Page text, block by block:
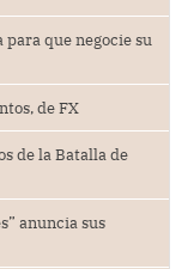
que negocie su
de FX
de la Batalla de
anuncia sus